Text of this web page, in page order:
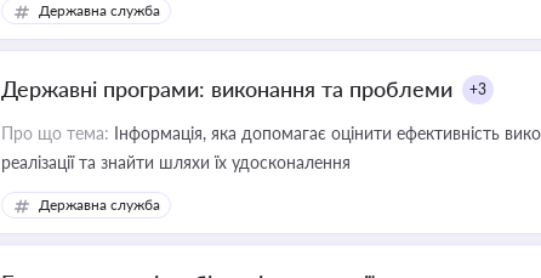
Державна служба
Державні програми: виконання та проблеми +3
Про що тема: Інформація, яка допомагає оцінити ефективність
реалізації та знайти шляхи їх удосконалення
Державна служба